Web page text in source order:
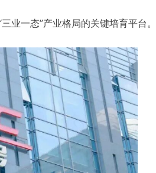
业一态”产业格局的关键培育平台。